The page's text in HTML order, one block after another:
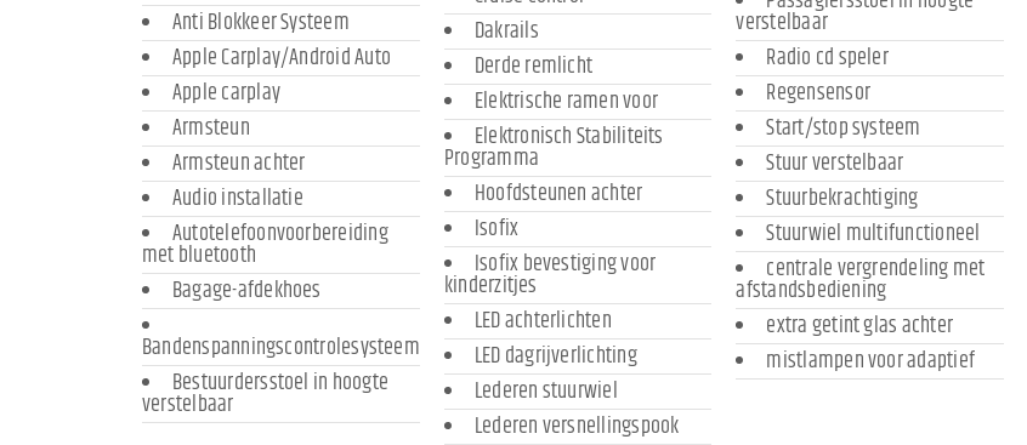
Anti Blokkeer Systeem
Apple Carplay/Android Auto
Apple carplay
Armsteun
Armsteun achter
Audio installatie
Autotelefoonvoorbereiding
met bluetooth
Bagage-afdekhoes
Bandenspanningscontrolesysteem
Bestuurdersstoel in hoogte
verstelbaar
Dakrails
Derde remlicht
Elektrische ramen voor
Elektronisch Stabiliteits
Programma
Hoofdsteunen achter
Isofix
Isofix bevestiging voor
kinderzitjes
LED achterlichten
LED dagrijverlichting
Lederen stuurwiel
Lederen versnellingspook
verstelbaar
Radio cd speler
Regensensor
Start/stop systeem
Stuur verstelbaar
Stuurbekrachtiging
Stuurwiel multifunctioneel
centrale vergrendeling met
afstandsbediening
extra getint glas achter
mistlampen voor adaptief